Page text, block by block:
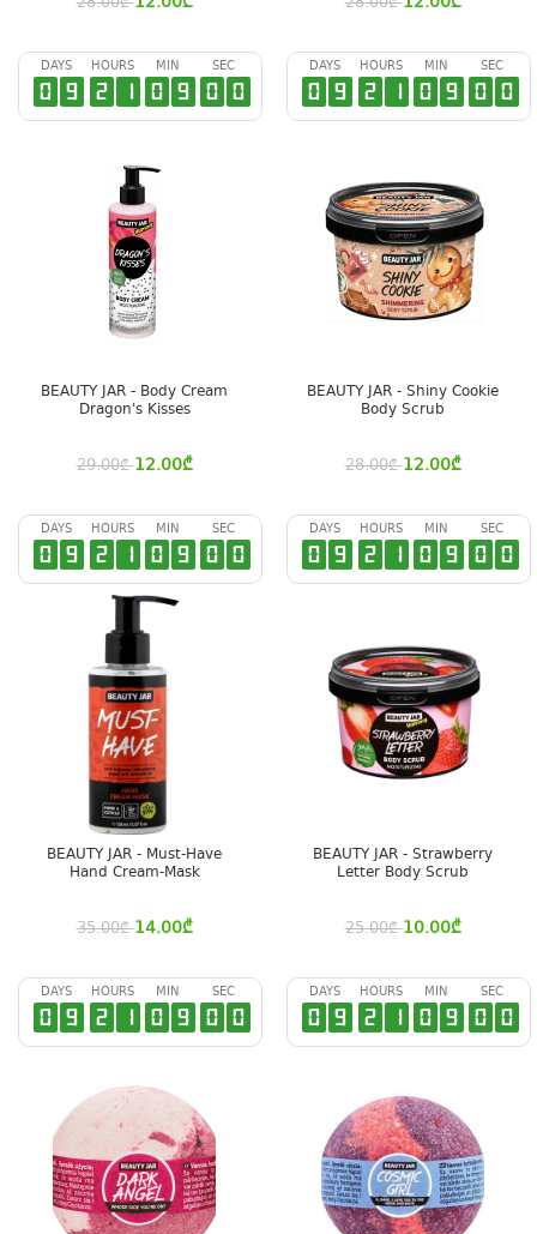
DAYS
0 9
HOURS
2 1
MIN
0 8
SEC
5 9
BEAUTY JAR - Body Cream
Dragon's Kisses
29.00₾ 12.00₾
DAYS
0 9
HOURS
2 1
MIN
0 8
SEC
5 9
BEAUTY JAR - Shiny Cookie
Body Scrub
28.00₾ 12.00₾
DAYS
0 9
HOURS
2 1
MIN
0 8
SEC
5 9
BEAUTY JAR - Must-Have
Hand Cream-Mask
35.00₾ 14.00₾
DAYS
0 9
HOURS
2 1
MIN
0 8
SEC
5 9
BEAUTY JAR - Strawberry
Letter Body Scrub
25.00₾ 10.00₾
DAYS
0 9
HOURS
2 1
MIN
0 8
SEC
5 9
DAYS
0 9
HOURS
2 1
MIN
0 8
SEC
5 9